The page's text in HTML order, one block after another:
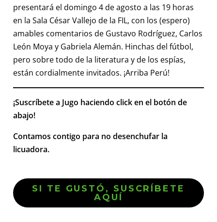
presentará el domingo 4 de agosto a las 19 horas
en la Sala César Vallejo de la FIL, con los (espero)
amables comentarios de Gustavo Rodríguez, Carlos
León Moya y Gabriela Alemán. Hinchas del fútbol,
pero sobre todo de la literatura y de los espías,
están cordialmente invitados. ¡Arriba Perú!
¡Suscríbete a Jugo haciendo click en el botón de
abajo!
Contamos contigo para no desenchufar la
licuadora.
SI TE GUSTÓ, SUSCRÍBETE
AQUÍ